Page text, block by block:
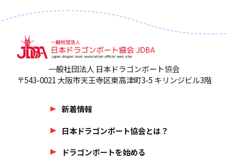
一般社団法人 日本ドラゴンボート協会
〒543-0021 大阪市天王寺区東高津町3-5 キリンジビル3階
新着情報
日本ドラゴンボート協会とは？
ドラゴンボートを始める